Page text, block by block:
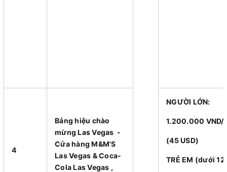
4
Bảng hiệu chào
mừng Las Vegas -
Cửa hàng M&M'S
Las Vegas & Coca-
Cola Las Vegas ,
NGƯỜI LỚN:
1.200.000 VND/
(45 USD)
TRẺ EM (dưới